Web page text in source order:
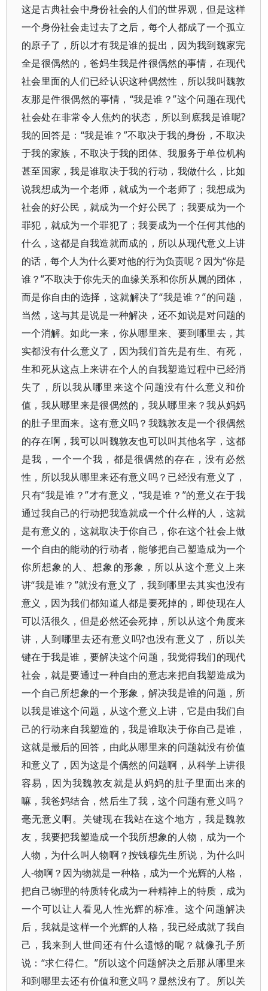
这是古典社会中身份社会的人们的世界观，但是这样
一个身份社会走过去了之后，每个人都成了一个孤立
的原子了，所以才有我是谁的提出，因为我到魏家完
全是很偶然的，爸妈生我是件很偶然的事情，在现代
社会里面的人们已经认识这种偶然性，所以我叫魏敦
友那是件很偶然的事情，“我是谁？”这个问题在现代
社会处在非常令人焦灼的状态，所以到底我是谁呢?
我的回答是：“我是谁？”不取决于我的身份，不取决
于我的家族，不取决于我的团体、我服务于单位机构
甚至国家，我是谁取决于我的行动，我做什么，比如
说我想成为一个老师，就成为一个老师了；我想成为
社会的好公民，就成为一个好公民了；我要成为一个
罪犯，就成为一个罪犯了；我要成为一个任何其他的
什么，这都是自我造就而成的，所以从现代意义上讲
的话，每个人为什么要对他的行为负责呢？因为“你是
谁？”不取决于你先天的血缘关系和你所从属的团体，
而是你自由的选择，这就解决了“我是谁？”的问题，
当然，这与其是说是一种解决，还不如说是对问题的
一个消解。如此一来，你从哪里来、要到哪里去，其
实都没有什么意义了，因为我们首先是有生、有死，
生和死从这点上来讲在个人的自我塑造过程中已经消
失了，所以我从哪里来这个问题没有什么意义和价
值，我从哪里来是很偶然的，我从哪里来？我从妈妈
的肚子里面来。这有意义吗？我魏敦友是一个很偶然
的存在啊，我可以叫魏敦友也可以叫其他名字，这都
是我，一个一个我，都是很偶然的存在，没有必然
性，所以我从哪里来还有意义吗？已经没有意义了，
只有“我是谁？”才有意义，“我是谁？”的意义在于我
通过我自己的行动把我造就成一个什么样的人，这就
是有意义的，这就取决于你自己，你在这个社会上做
一个自由的能动的行动者，能够把自己塑造成为一个
你所想象的人、想象的形象，所以从这个意义上来
讲“我是谁？”就没有意义了，我到哪里去其实也没有
意义，因为我们都知道人都是要死掉的，即使现在人
可以活很久，但是必然还会死掉，所以从这个角度来
讲，人到哪里去还有意义吗?也没有意义了，所以关
键在于我是谁，要解决这个问题，我觉得我们的现代
社会，就是要通过一种自由的意志来把自我塑造成为
一个自己所想象的一个形象，解决我是谁的问题，所
以我是谁这个问题，从这个意义上讲，它是由我们自
己的行动来自我塑造的，我是谁取决于你自己是谁，
这就是最后的回答，由此从哪里来的问题就没有价值
和意义了，因为这是个偶然的问题啊，从科学上讲很
容易，因为我魏敦友就是从妈妈的肚子里面出来的
嘛，我爸妈结合，然后生了我，这个问题有意义吗？
毫无意义啊。关键现在我站在这个地方，我是魏敦
友，我要把我塑造成一个我所想象的人物，成为一个
人物，为什么叫人物啊？按钱穆先生所说，为什么叫
人-物啊？因为物就是一种格，成为一个光辉的人格，
把自己物理的特质转化成为一种精神上的特质，成为
一个可以让人看见人性光辉的标准。这个问题解决
后，我就是这样一个光辉的人格，我已经成就了我自
己，我来到人世间还有什么遗憾的呢？就像孔子所
说：“求仁得仁。”所以这个问题解决之后那从哪里来
和到哪里去还有价值和意义吗？显然没有了。所以关